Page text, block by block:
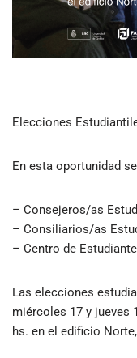
Elecciones
En esta oportunidad
– Consejeros/as
– Consiliarios/as
– Centro de
Las elecciones
miércoles 17 y jueves
hs. en el edificio